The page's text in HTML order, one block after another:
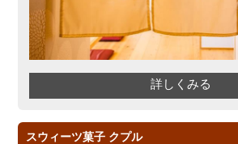
詳しくみる
スウィーツ菓子 クプル